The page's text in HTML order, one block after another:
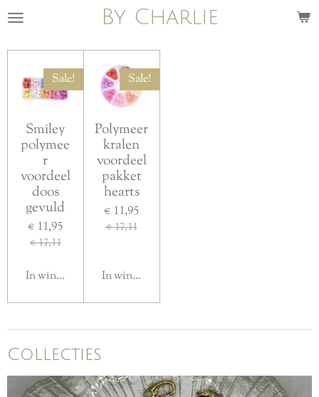
Ga
naar
hoofdinhoud
By Charlie
Sale!
Smiley
polymee
r
voordeel
doos
gevuld
€ 11,95
€ 17,11
In winkelwagen
Sale!
Polymeer
kralen
voordeel
pakket
hearts
€ 11,95
€ 17,11
In winkelwagen
Collecties